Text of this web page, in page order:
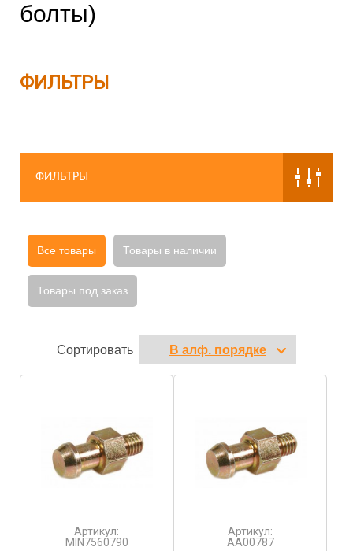
болты)
ФИЛЬТРЫ
ФИЛЬТРЫ
Все товары Товары в наличии
Товары под заказ
Сортировать
Артикул:
MIN7560790
Артикул:
AA00787